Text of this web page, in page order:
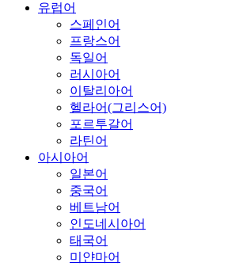
유럽어
스페인어
프랑스어
독일어
러시아어
이탈리아어
헬라어(그리스어)
포르투갈어
라틴어
아시아어
일본어
중국어
베트남어
인도네시아어
태국어
미얀마어